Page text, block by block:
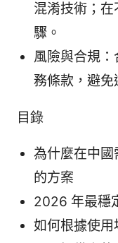
混淆技術；
驟。
風險與合規
務條款，避免
目錄
為什麼在中
的方案
2026 年最穩
如何根據使